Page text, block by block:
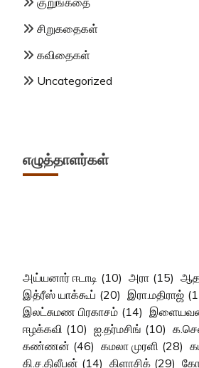
சிறுகதைகள்
கவிதைகள்
Uncategorized
எழுத்தாளர்கள்
அய்யனார் ஈடாடி (10) அரா (15)
இத்ரீஸ் யாக்கூப் (20) இரா.மதிராஜ்
இலட்சுமண பிரகாசம் (14) இளையவன்
ஈழக்கவி (10) ஐ.தர்மசிங் (10)
கண்ணன் (46) கமலா முரளி (28)
கி.ச.திலீபன் (14) கிளாசிக் (29)